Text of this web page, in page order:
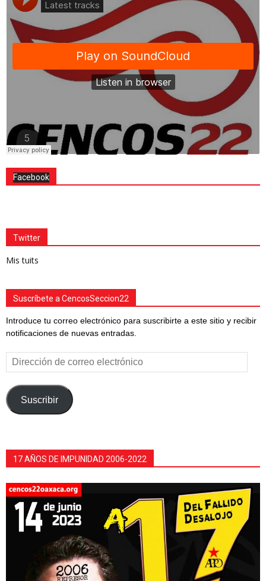
Facebook
Twitter
Mis tuits
Suscríbete a CencosSeccion22
Introduce tu correo electrónico para suscribirte a este sitio y recibir
notificaciones de nuevas entradas.
Dirección
de
correo
electrónico
Suscribir
17 AÑOS DE IMPUNIDAD 2006-2022